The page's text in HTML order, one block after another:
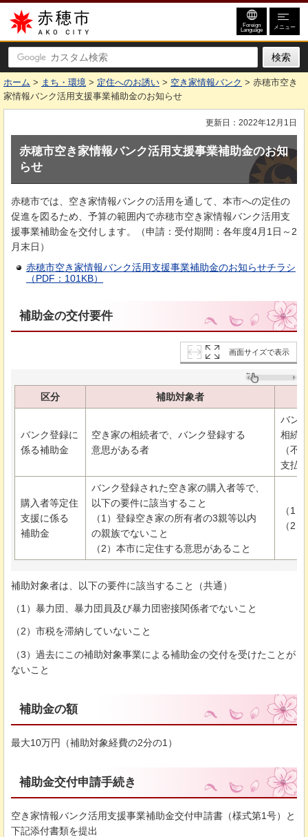
赤穂市
Foreign
Language メニュー
ホーム > まち・環境 > 定住へのお誘い > 空き家情報バンク > 赤穂市空き
家情報バンク活用支援事業補助金のお知らせ
更新日：2022年12月1日
赤穂市空き家情報バンク活用支援事業補助金のお知
らせ
赤穂市では、空き家情報バンクの活用を通して、本市への定住の
促進を図るため、予算の範囲内で赤穂市空き家情報バンク活用支
援事業補助金を交付します。（申請：受付期間：各年度4月1日～2
月末日）
赤穂市空き家情報バンク活用支援事業補助金のお知らせチラシ
（PDF：101KB）
補助金の交付要件
画面サイズで表示
区分 補助対象者
バンク登録に
係る補助金
空き家の相続者で、バンク登録する
意思がある者
バン
相続
（不
支払
購入者等定住
支援に係る
補助金
バンク登録された空き家の購入者等で、
以下の要件に該当すること
（1）登録空き家の所有者の3親等以内
の親族でないこと
（2）本市に定住する意思があること
（1
（2
補助対象者は、以下の要件に該当すること（共通）
（1）暴力団、暴力団員及び暴力団密接関係者でないこと
（2）市税を滞納していないこと
（3）過去にこの補助対象事業による補助金の交付を受けたことが
ないこと
補助金の額
最大10万円（補助対象経費の2分の1）
補助金交付申請手続き
空き家情報バンク活用支援事業補助金交付申請書（様式第1号）と
下記添付書類を提出